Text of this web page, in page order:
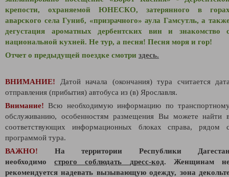
крепости, охраняемой ЮНЕСКО, затерянного в
аварского села Гуниб, «призрачного» аула Гамсутль, а
дегустация ароматных дербентских вин и знакомство
национальной кухней. Не тур, а песня! Песня моря и гор!
Отчет о предыдущей поездке смотри здесь.
ВНИМАНИЕ! Датой начала (окончания) тура считается
отправления (прибытия) автобуса из (в) Ярославля.
Внимание! Всю необходимую информацию по
обслуживанию, особенностям размещения Вы можете найти
соответствующих информационных блоках справа, рядом
программой тура.
ВАЖНО!
На территории Республики
необходимострого соблюдать дресс-код. Женщинам
рекомендуется надевать вызывающую одежду, зона